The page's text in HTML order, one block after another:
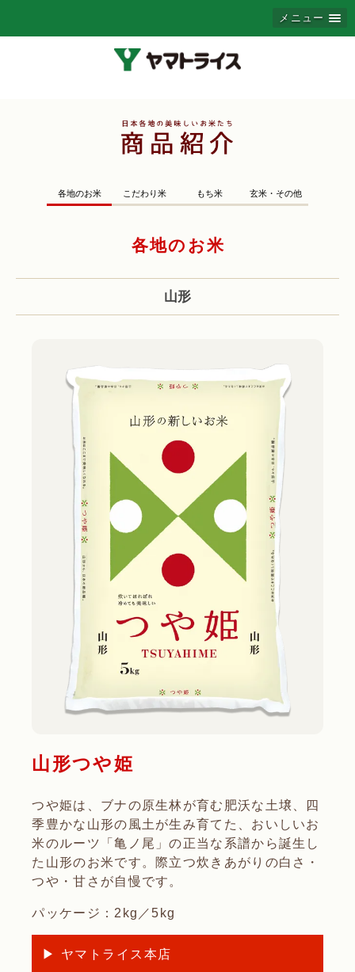
メニュー
各地のお米 こだわり米 もち米 玄米・その他
各地のお米
山形
山形つや姫
つや姫は、ブナの原生林が育む肥沃な土壌、四
季豊かな山形の風土が生み育てた、おいしいお
米のルーツ「亀ノ尾」の正当な系譜から誕生し
た山形のお米です。際立つ炊きあがりの白さ・
つや・甘さが自慢です。
パッケージ：2kg／5kg
▶ ヤマトライス本店